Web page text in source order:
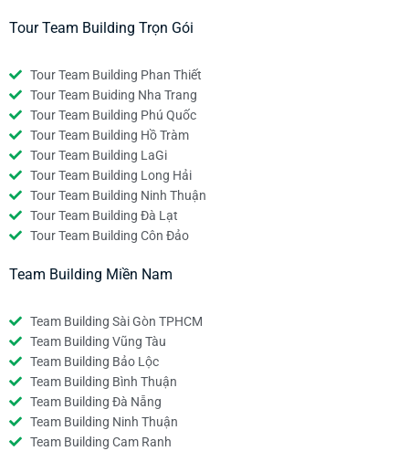
Tour Team Building Trọn Gói
Tour Team Building Phan Thiết
Tour Team Buiding Nha Trang
Tour Team Building Phú Quốc
Tour Team Building Hồ Tràm
Tour Team Building LaGi
Tour Team Building Long Hải
Tour Team Building Ninh Thuận
Tour Team Building Đà Lạt
Tour Team Building Côn Đảo
Team Building Miền Nam
Team Building Sài Gòn TPHCM
Team Building Vũng Tàu
Team Building Bảo Lộc
Team Building Bình Thuận
Team Building Đà Nẵng
Team Building Ninh Thuận
Team Building Cam Ranh